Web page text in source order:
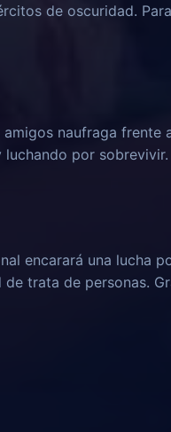
de oscuridad.
naufraga frente
luchando por sobrevivir.
encarará una lucha
trata de personas.